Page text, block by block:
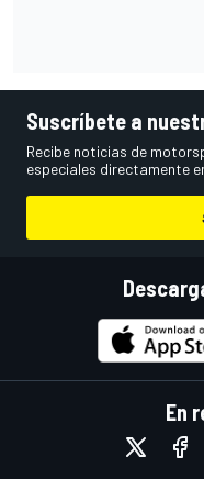
Suscríbete a
Recibe noticias de
especiales directamente
En